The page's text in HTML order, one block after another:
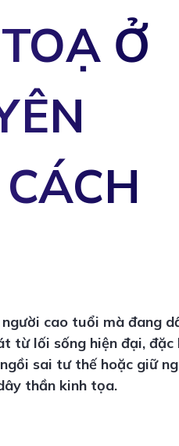
Ở
cao tuổi mà đang
từ lối sống hiện đại, đặc
sai tư thế hoặc giữ
thần kinh tọa.